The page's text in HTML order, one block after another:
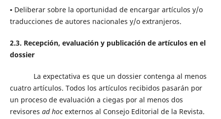
▪ Deliberar sobre la oportunidad de encargar artículos y/o
traducciones de autores nacionales y/o extranjeros.
2.3. Recepción, evaluación y publicación de artículos en el
dossier
La expectativa es que un dossier contenga al menos
cuatro artículos. Todos los artículos recibidos pasarán por
un proceso de evaluación a ciegas por al menos dos
revisores ad hocexternos al Consejo Editorial de la Revista.